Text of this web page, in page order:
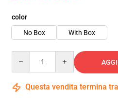
color
No Box
With Box
Questa vendita termina tra